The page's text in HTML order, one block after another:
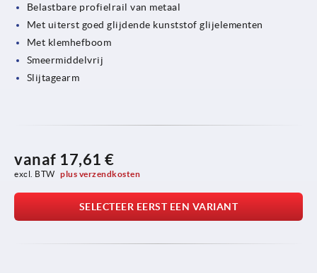
Belastbare profielrail van metaal
Met uiterst goed glijdende kunststof glijelementen
Met klemhefboom
Smeermiddelvrij
Slijtagearm
vanaf 17,61 €
excl. BTW plus verzendkosten
SELECTEER EERST EEN VARIANT